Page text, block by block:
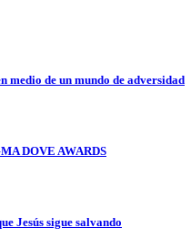
medio de un mundo de adversidad
DOVE AWARDS
Jesús sigue salvando